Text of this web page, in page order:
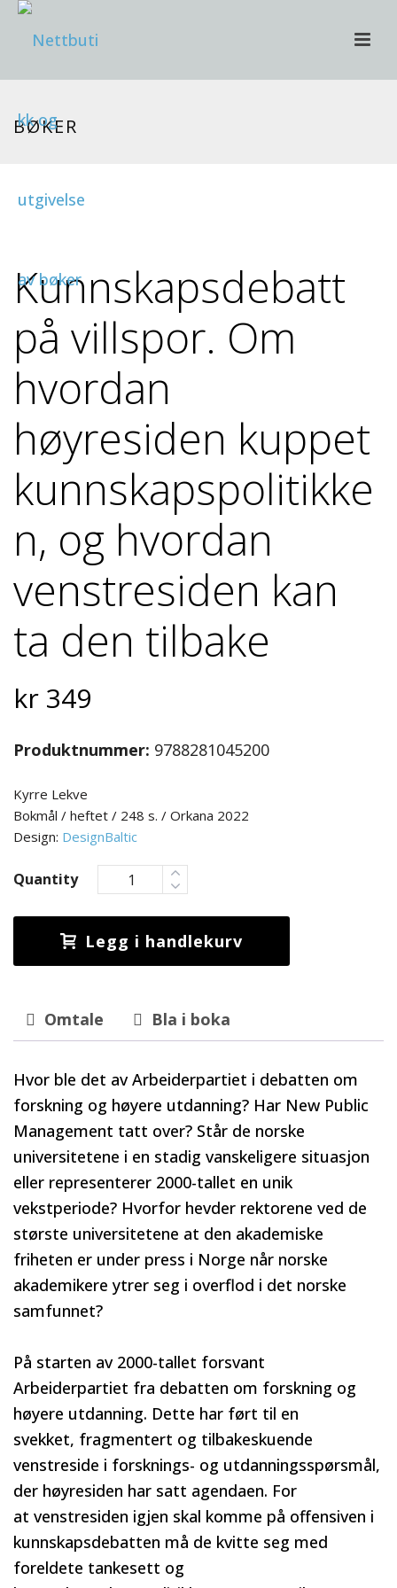
BØKER
Kunnskapsdebatt
på villspor. Om
hvordan
høyresiden kuppet
kunnskapspolitikke
n, og hvordan
venstresiden kan
ta den tilbake
kr 349
Produktnummer: 9788281045200
Kyrre Lekve
Bokmål / heftet / 248 s. / Orkana 2022
Design: DesignBaltic
Quantity
Legg i handlekurv
Omtale Bla i boka
Hvor ble det av Arbeiderpartiet i debatten om
forskning og høyere utdanning? Har New Public
Management tatt over? Står de norske
universitetene i en stadig vanskeligere situasjon
eller representerer 2000-tallet en unik
vekstperiode? Hvorfor hevder rektorene ved de
største universitetene at den akademiske
friheten er under press i Norge når norske
akademikere ytrer seg i overflod i det norske
samfunnet?
På starten av 2000-tallet forsvant
Arbeiderpartiet fra debatten om forskning og
høyere utdanning. Dette har ført til en
svekket, fragmentert og tilbakeskuende
venstreside i forsknings- og utdanningsspørsmål,
der høyresiden har satt agendaen. For
at venstresiden igjen skal komme på offensiven i
kunnskapsdebatten må de kvitte seg med
foreldete tankesett og